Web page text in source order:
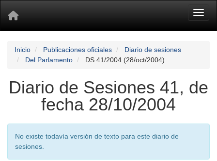
Inicio Publicaciones oficiales
Diario de sesiones
Del Parlamento
DS 41/2004 (28/oct/2004)
Diario de Sesiones 41, de
fecha 28/10/2004
No existe todavía versión de texto para este diario de
sesiones.